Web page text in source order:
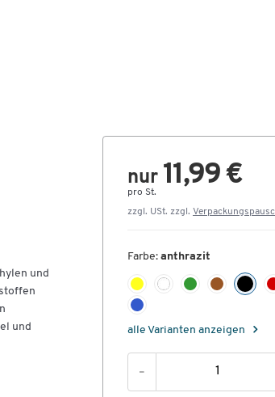
und
und
nur 11,99 €
pro St.
zzgl. USt. zzgl.
Farbe: anthrazit
alle Varianten anzeigen
-